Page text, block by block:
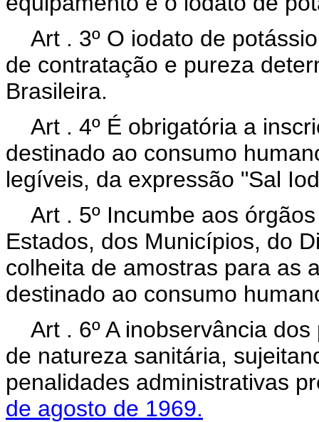
Art . 3º O iodato de
de contratação e pureza
Brasileira.
Art . 4º É obrigatória a
destinado ao consumo
legíveis, da expressão "Sal
Art . 5º Incumbe aos
Estados, dos Municípios, do
colheita de amostras para as
destinado ao consumo
Art . 6º A inobservância
de natureza sanitária,
penalidades administrativas
de agosto de 1969.